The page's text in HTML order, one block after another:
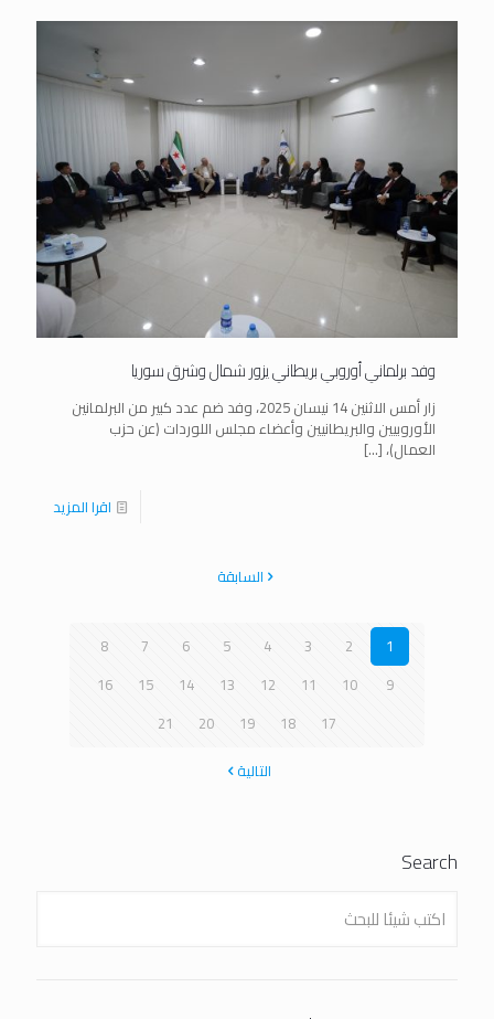
وفد برلماني أوروبي بريطاني يزور شمال وشرق سوريا
زار أمس الاثنين 14 نيسان 2025، وفد ضم عدد كبير من البرلمانين
الأوروبيين والبريطانيين وأعضاء مجلس اللوردات (عن حزب
العمال)،[…]
اقرا المزيد
السابقة
1
2
3
4
5
6
7
8
9
10
11
12
13
14
15
16
17
18
19
20
21
التالية
Search